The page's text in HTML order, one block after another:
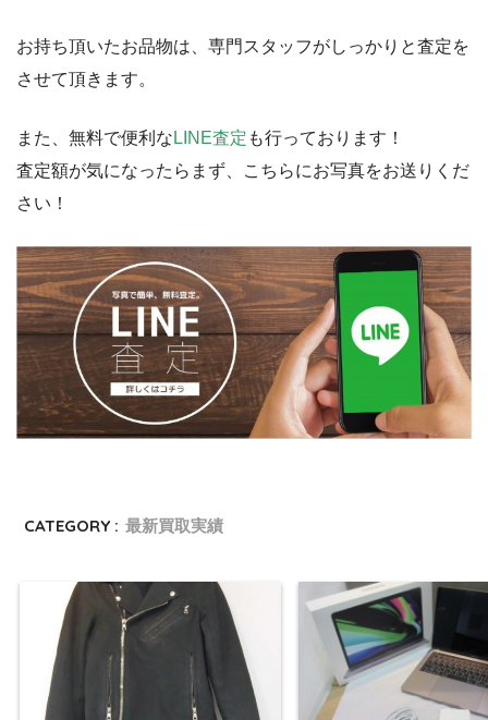
お持ち頂いたお品物は、専門スタッフがしっかりと査定を
させて頂きます。
また、無料で便利な LINE査定 も行っております！
査定額が気になったらまず、こちらにお写真をお送りくだ
さい！
CATEGORY : 最新買取実績